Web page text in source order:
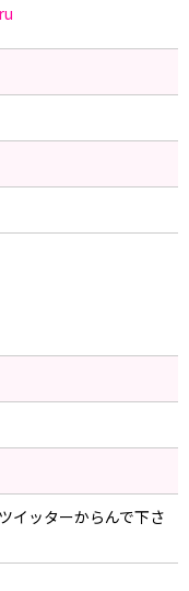
イッターからんで下さ